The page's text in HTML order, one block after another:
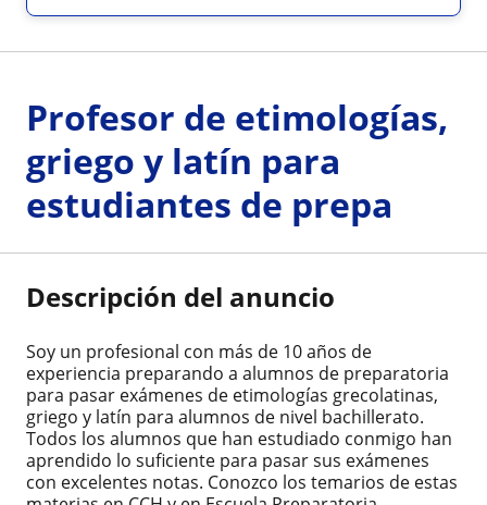
Profesor de etimologías,
griego y latín para
estudiantes de prepa
Descripción del anuncio
Soy un profesional con más de 10 años de
experiencia preparando a alumnos de preparatoria
para pasar exámenes de etimologías grecolatinas,
griego y latín para alumnos de nivel bachillerato.
Todos los alumnos que han estudiado conmigo han
aprendido lo suficiente para pasar sus exámenes
con excelentes notas. Conozco los temarios de estas